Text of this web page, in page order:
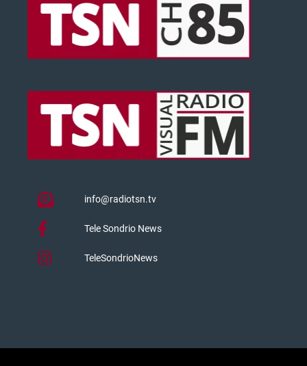
info@radiotsn.tv
Tele Sondrio News
TeleSondrioNews